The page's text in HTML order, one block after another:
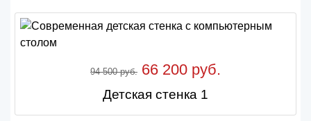
94 500 руб. 66 200 руб.
Детская стенка 1